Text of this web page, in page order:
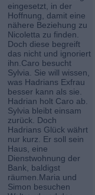
eingesetzt, in der
Hoffnung, damit eine
nähere Beziehung zu
Nicoletta zu finden.
Doch diese begreift
das nicht und ignoriert
ihn.Caro besucht
Sylvia. Sie will wissen,
was Hadrians Exfrau
besser kann als sie.
Hadrian holt Caro ab.
Sylvia bleibt einsam
zurück. Doch
Hadrians Glück währt
nur kurz. Er soll sein
Haus, eine
Dienstwohnung der
Bank, baldigst
räumen.Maria und
Simon besuchen